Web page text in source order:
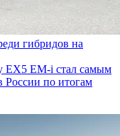
гибридов на
EX5 EM-i стал самым
по итогам